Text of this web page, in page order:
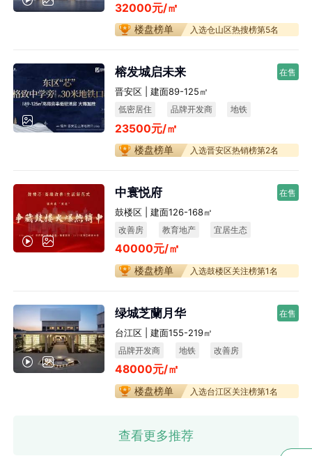
宜居生态
32000元/㎡
楼盘榜单 入选仓山区热搜榜第5名
榕发城启未来 在售
晋安区 | 建面89-125㎡
低密居住 品牌开发商 地铁
23500元/㎡
楼盘榜单 入选晋安区热销榜第2名
中寰悦府 在售
鼓楼区 | 建面126-168㎡
改善房 教育地产
宜居生态
不限购
40000元/㎡
楼盘榜单 入选鼓楼区关注榜第1名
绿城芝蘭月华 在售
台江区 | 建面155-219㎡
品牌开发商 地铁
改善房
宜居生态
48000元/㎡
楼盘榜单 入选台江区关注榜第1名
查看更多推荐